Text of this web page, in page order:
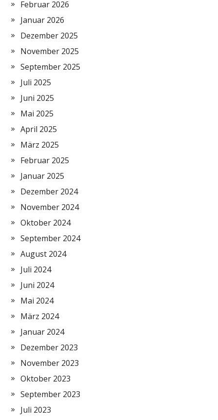
Februar 2026
Januar 2026
Dezember 2025
November 2025
September 2025
Juli 2025
Juni 2025
Mai 2025
April 2025
März 2025
Februar 2025
Januar 2025
Dezember 2024
November 2024
Oktober 2024
September 2024
August 2024
Juli 2024
Juni 2024
Mai 2024
März 2024
Januar 2024
Dezember 2023
November 2023
Oktober 2023
September 2023
Juli 2023